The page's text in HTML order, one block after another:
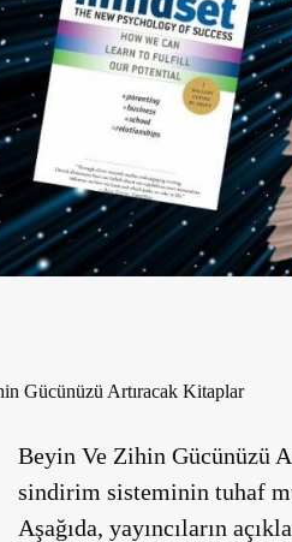
Gücünüzü Artıracak Kitaplar
Beyin Ve Zihin Gücünüzü
sindirim sisteminin tuhaf
Aşağıda, yayıncıların